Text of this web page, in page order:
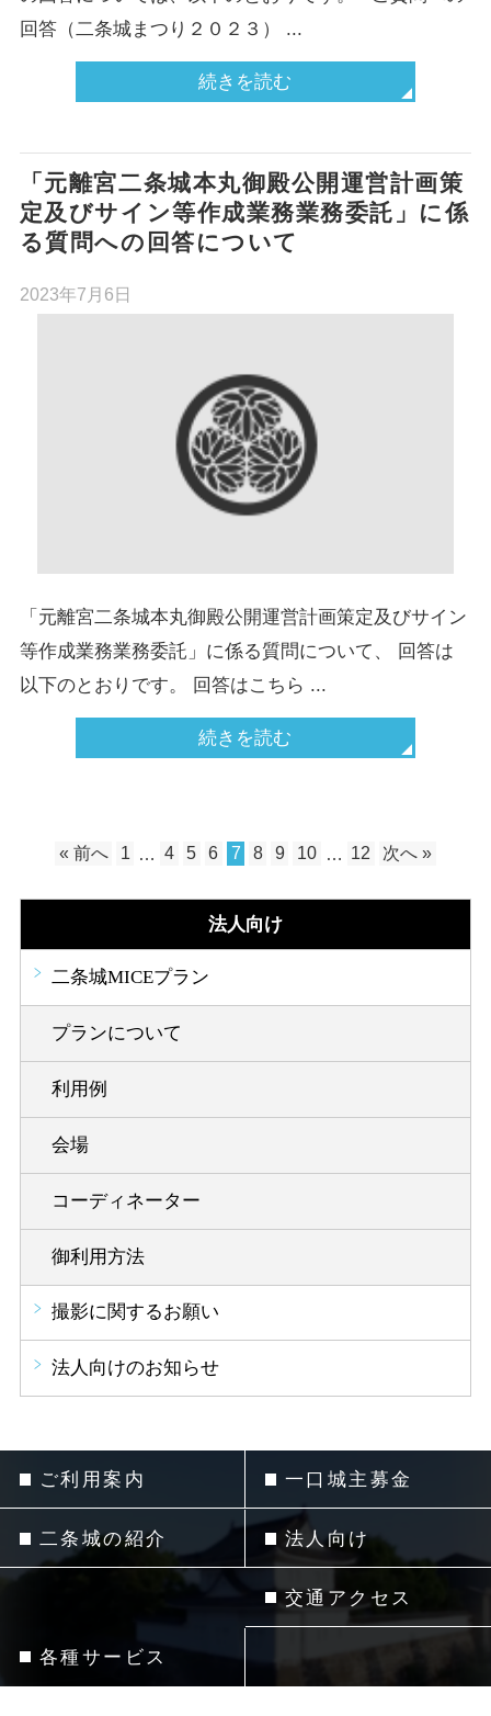
回答（二条城まつり２０２３） ...
続きを読む
「元離宮二条城本丸御殿公開運営計画策
定及びサイン等作成業務業務委託」に係
る質問への回答について
2023年7月6日
「元離宮二条城本丸御殿公開運営計画策定及びサイン
等作成業務業務委託」に係る質問について、 回答は
以下のとおりです。 回答はこちら ...
続きを読む
« 前へ 1 4 5 6 7 8 9 10 12 次へ »
法人向け
二条城MICEプラン
プランについて
利用例
会場
コーディネーター
御利用方法
撮影に関するお願い
法人向けのお知らせ
ご利用案内
二条城の紹介
各種サービス
一口城主募金
法人向け
交通アクセス